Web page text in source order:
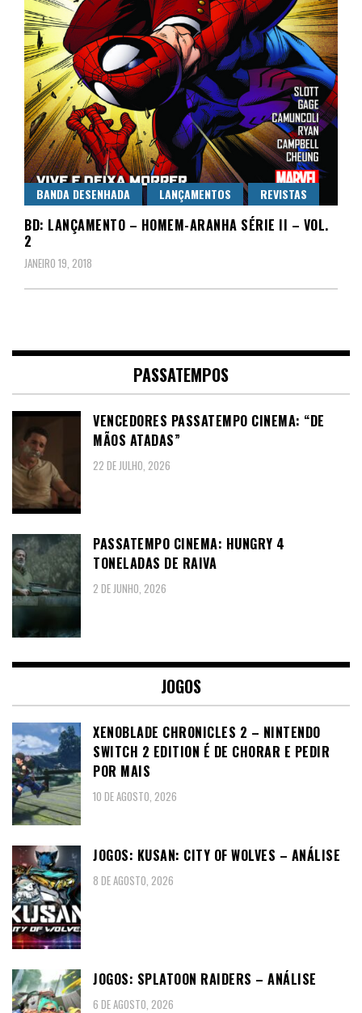
BANDA DESENHADA LANÇAMENTOS REVISTAS
BD: LANÇAMENTO – HOMEM-ARANHA SÉRIE II – VOL.
2
JANEIRO 19, 2018
PASSATEMPOS
VENCEDORES PASSATEMPO CINEMA: “DE
MÃOS ATADAS”
22 DE JULHO, 2026
PASSATEMPO CINEMA: HUNGRY 4
TONELADAS DE RAIVA
2 DE JUNHO, 2026
JOGOS
XENOBLADE CHRONICLES 2 – NINTENDO
SWITCH 2 EDITION É DE CHORAR E PEDIR
POR MAIS
10 DE AGOSTO, 2026
JOGOS: KUSAN: CITY OF WOLVES – ANÁLISE
8 DE AGOSTO, 2026
JOGOS: SPLATOON RAIDERS – ANÁLISE
6 DE AGOSTO, 2026